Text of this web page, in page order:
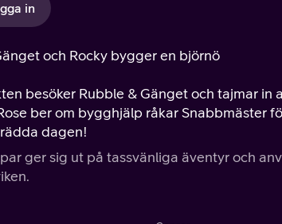
in
och Rocky bygger en björnö
besöker Rubble & Gänget och tajmar in
ber om bygghjälp råkar Snabbmäster
dagen!
ger sig ut på tassvänliga äventyr och